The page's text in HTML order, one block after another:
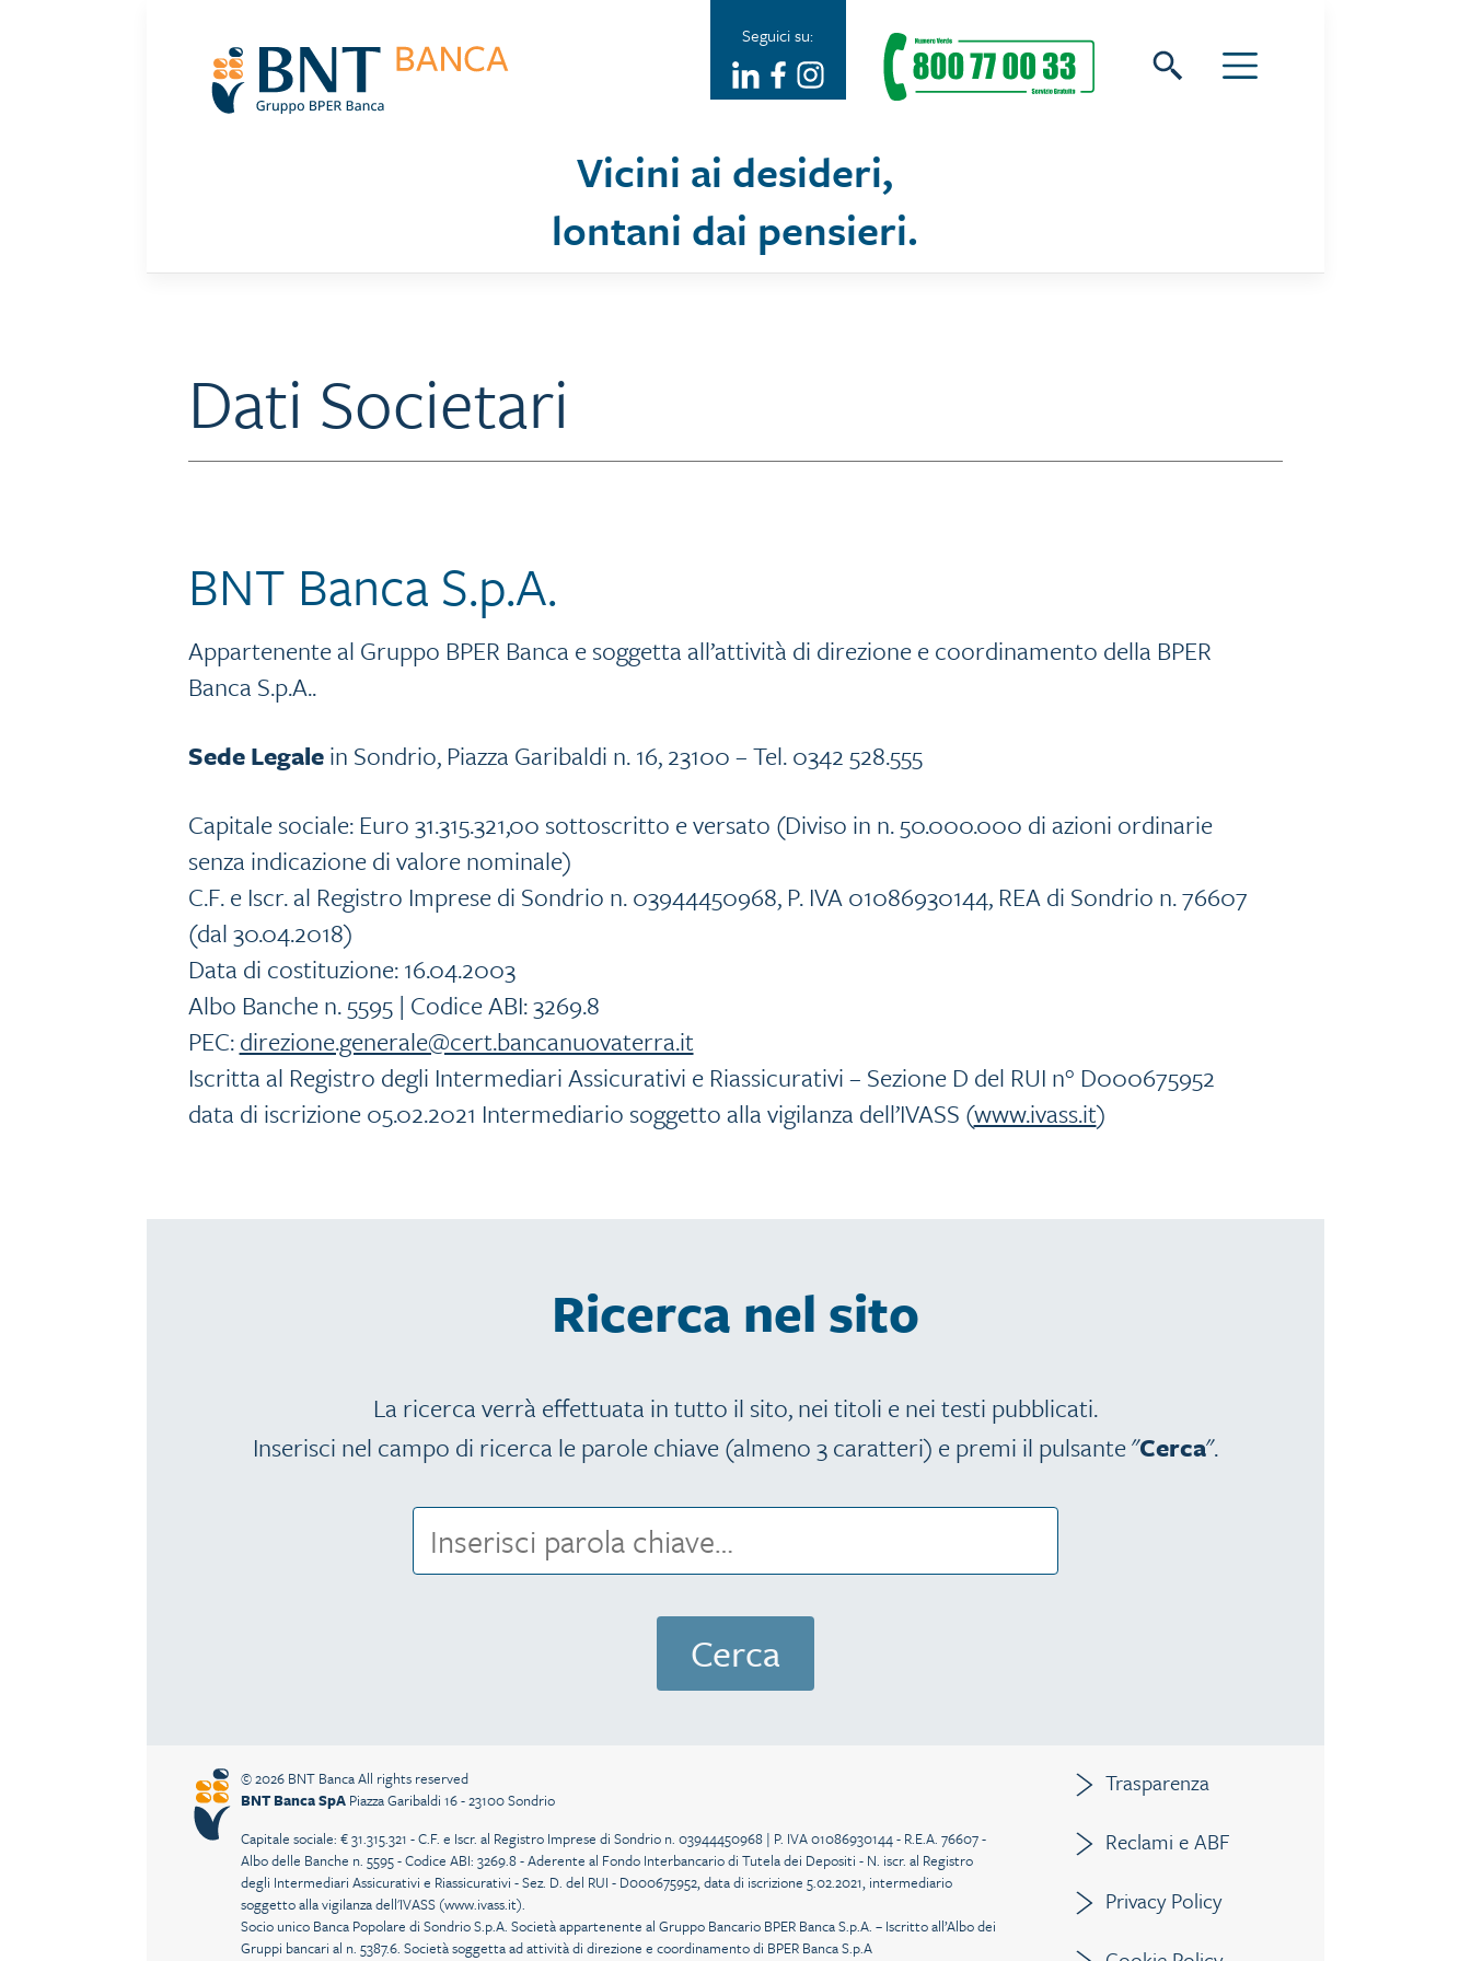
Vicini ai desideri,
lontani dai pensieri.
Seguici su:
Dati Societari
BNT Banca S.p.A.
Appartenente al Gruppo BPER Banca e soggetta all’attività di direzione e coordinamento della BPER
Banca S.p.A..
Sede Legalein Sondrio, Piazza Garibaldi n. 16, 23100 – Tel. 0342 528.555
Capitale sociale: Euro 31.315.321,00 sottoscritto e versato (Diviso in n. 50.000.000 di azioni ordinarie
senza indicazione di valore nominale)
C.F. e Iscr. al Registro Imprese di Sondrio n. 03944450968, P. IVA 01086930144, REA di Sondrio n. 76607
(dal 30.04.2018)
Data di costituzione: 16.04.2003
Albo Banche n. 5595 | Codice ABI: 3269.8
PEC:direzione.generale@cert.bancanuovaterra.it
Iscritta al Registro degli Intermediari Assicurativi e Riassicurativi – Sezione D del RUI n° D000675952
data di iscrizione 05.02.2021 Intermediario soggetto alla vigilanza dell’IVASS (www.ivass.it)
Ricerca nel sito
La ricerca verrà effettuata in tutto il sito, nei titoli e nei testi pubblicati.
Inserisci nel campo di ricerca le parole chiave (almeno 3 caratteri) e premi il pulsante "Cerca".
© 2026 BNT Banca All rights reserved
BNT Banca SpA Piazza Garibaldi 16 - 23100 Sondrio
Capitale sociale: € 31.315.321 - C.F. e Iscr. al Registro Imprese di Sondrio n. 03944450968 | P. IVA 01086930144 - R.E.A. 76607 -
Albo delle Banche n. 5595 - Codice ABI: 3269.8 - Aderente al Fondo Interbancario di Tutela dei Depositi - N. iscr. al Registro
degli Intermediari Assicurativi e Riassicurativi - Sez. D. del RUI - D000675952, data di iscrizione 5.02.2021, intermediario
soggetto alla vigilanza dell'IVASS (www.ivass.it).
Socio unico Banca Popolare di Sondrio S.p.A. Società appartenente al Gruppo Bancario BPER Banca S.p.A. – Iscritto all’Albo dei
Gruppi bancari al n. 5387.6. Società soggetta ad attività di direzione e coordinamento di BPER Banca S.p.A
Trasparenza
Reclami e ABF
Privacy Policy